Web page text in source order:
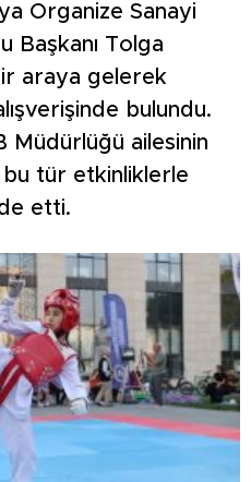
Organize Sanayi
Başkanı Tolga
araya gelerek
bulundu.
Müdürlüğü ailesinin
bu tür etkinliklerle
etti.